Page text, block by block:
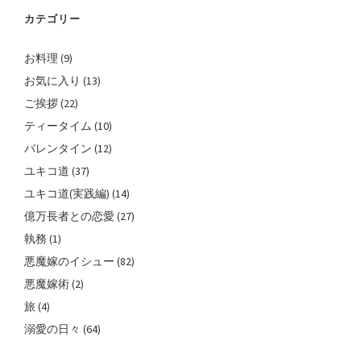
カテゴリー
お料理 (9)
お気に入り (13)
ご挨拶(22)
ティータイム (10)
バレンタイン (12)
ユキコ道 (37)
ユキコ道(実践編) (14)
億万長者との恋愛 (27)
執務 (1)
悪魔嫁のイシュー (82)
悪魔嫁術(2)
旅 (4)
溺愛の日々 (64)